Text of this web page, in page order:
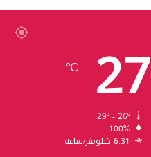
27
℃
100%
6.31 كيلومتر/ساعة